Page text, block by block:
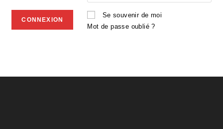
Se souvenir de moi
Mot de passe oublié ?